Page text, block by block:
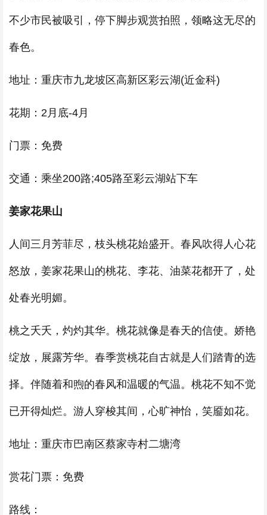
不少市民被吸引，停下脚步观赏拍照，领略这无尽的
春色。
地址：重庆市九龙坡区高新区彩云湖(近金科)
花期：2月底-4月
门票：免费
交通：乘坐200路;405路至彩云湖站下车
姜家花果山
人间三月芳菲尽，枝头桃花始盛开。春风吹得人心花
怒放，姜家花果山的桃花、李花、油菜花都开了，处
处春光明媚。
桃之夭夭，灼灼其华。桃花就像是春天的信使。娇艳
绽放，展露芳华。春季赏桃花自古就是人们踏青的选
择。伴随着和煦的春风和温暖的气温。桃花不知不觉
已开得灿烂。游人穿梭其间，心旷神怡，笑靥如花。
地址：重庆市巴南区蔡家寺村二塘湾
赏花门票：免费
路线：